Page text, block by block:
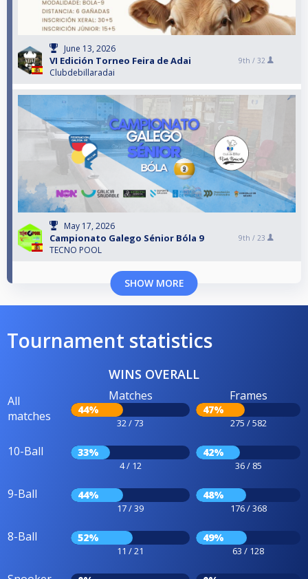
June 13, 2026
VI Edición Torneo Feira de Adai
Clubdebillaradai
9th / 32
May 17, 2026
Campionato Galego Sénior Bóla 9
TECNO POOL
9th / 23
SHOW MORE
Tournament statistics
WINS OVERALL
All
matches
Matches
44%
32 / 73
Frames
47%
275 / 582
10-Ball 33%
4 / 12
42%
36 / 85
9-Ball 44%
17 / 39
48%
176 / 368
8-Ball 52%
11 / 21
49%
63 / 128